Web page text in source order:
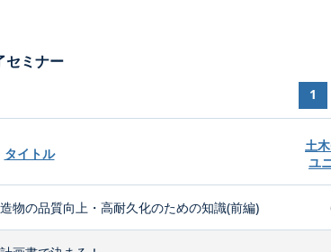
セミナー
1
タイトル
土
ユ
物の品質向上・高耐久化のための知識(前編)